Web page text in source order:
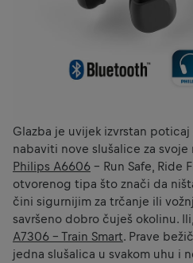
Glazba je uvijek izvrstan poticaj
nabaviti nove slušalice za svoje
Philips A6606 – Run Safe, Ride
otvorenog tipa što znači da
čini sigurnijim za trčanje ili
savršeno dobro čuješ okolinu.
A7306 – Train Smart. Prave
jedna slušalica u svakom uhu i